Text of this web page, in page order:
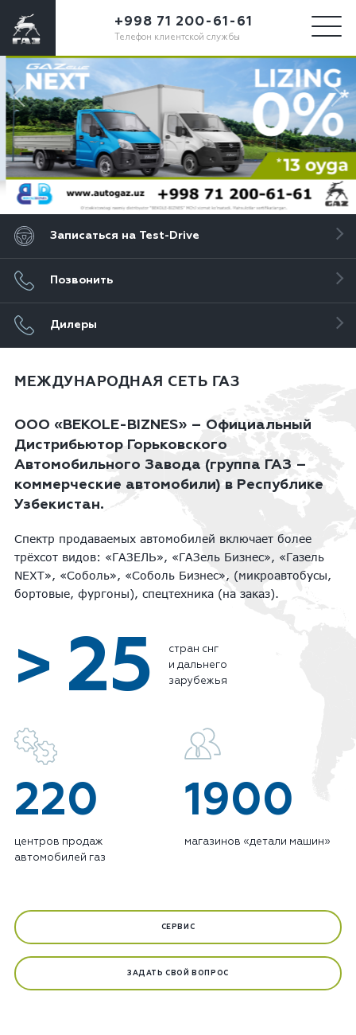
+998 71 200-61-61
Телефон клиентской службы
Записаться на Test-Drive
Позвонить
Дилеры
МЕЖДУНАРОДНАЯ СЕТЬ ГАЗ
ООО «BEKOLE-BIZNES» – Официальный
Дистрибьютор Горьковского
Автомобильного Завода (группа ГАЗ –
коммерческие автомобили) в Республике
Узбекистан.
Спектр продаваемых автомобилей включает более
трёхсот видов: «ГАЗЕЛЬ», «ГАЗель Бизнес», «Газель
NEXT», «Соболь», «Соболь Бизнес», (микроавтобусы,
бортовые, фургоны), спецтехника (на заказ).
> 25
стран снг
и дальнего
зарубежья
220
центров продаж
автомобилей газ
1900
магазинов «детали машин»
СЕРВИС
ЗАДАТЬ СВОЙ ВОПРОС